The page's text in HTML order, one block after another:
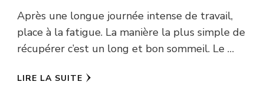
Après une longue journée intense de travail,
place à la fatigue. La manière la plus simple de
récupérer c’est un long et bon sommeil. Le …
LIRE LA SUITE